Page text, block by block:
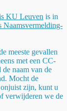
KU Leuven is in
Naamsvermelding-
meeste gevallen
met een CC-
naam van de
Mocht de
zijn, kunt u
verwijderen we de